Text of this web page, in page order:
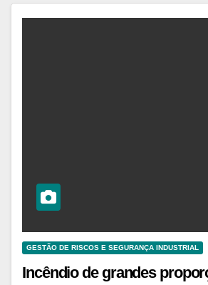
GESTÃO DE RISCOS E SEGURANÇA INDUSTRIAL
Incêndio de grandes